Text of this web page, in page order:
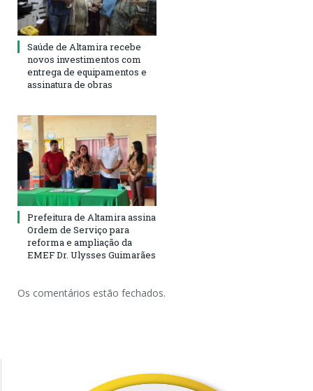
Saúde de Altamira recebe
novos investimentos com
entrega de equipamentos e
assinatura de obras
Prefeitura de Altamira assina
Ordem de Serviço para
reforma e ampliação da
EMEF Dr. Ulysses Guimarães
Os comentários estão fechados.